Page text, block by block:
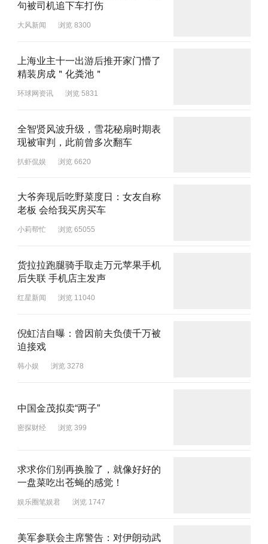
句被司机追下车打伤
大风新闻 浏览 8300
上海业主十一出游后推开家门懵了
精装房成＂化粪池＂
环球网资讯 浏览 5831
全智贤风波升级，雪花秘扇时期表
现被审判，此前曾多次翻车
扒虾侃娱 浏览 6620
大爷奔现后吃野菜度日：女友自称
老板 会给我买房买车
小莉帮忙 浏览 65055
货拉拉跑腿骑手取走万元苹果手机
后失联 手机店主发声
红星新闻 浏览 11040
倪虹洁自曝：曾因前夫负债千万被
迫接戏
韩小娱 浏览 3278
中国金茂拟卖“两子”
密探财经 浏览 399
求求你们别再换脸了，就像好好的
一盘菜吃出苍蝇的感觉！
娱乐圈笔娱君 浏览 1747
美军参联会主席警告：对伊朗动武